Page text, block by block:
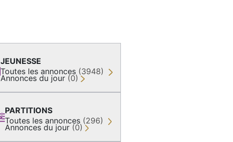
JEUNESSE
Toutes les annonces (3948)
Annonces du jour (0)
PARTITIONS
Toutes les annonces (296)
Annonces du jour (0)